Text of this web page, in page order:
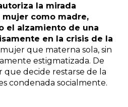
la mirada
mujer como madre,
el alzamiento de una
en la crisis de la
mujer que materna sola, sin
estigmatizada. De
que decide restarse de la
condenada socialmente.